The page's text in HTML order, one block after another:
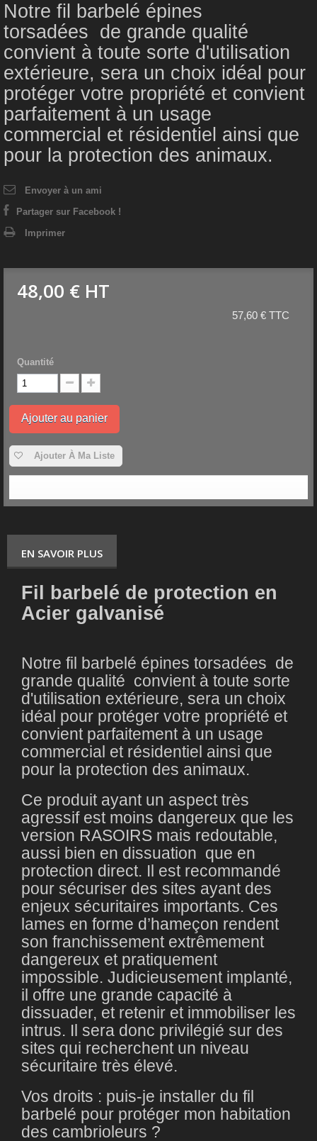
Notre fil barbelé épines
torsadées de grande qualité
convient à toute sorte d'utilisation
extérieure, sera un choix idéal pour
protéger votre propriété et convient
parfaitement à un usage
commercial et résidentiel ainsi que
pour la protection des animaux.
Envoyer à un ami
Partager sur Facebook !
Imprimer
48,00 € HT
57,60 € TTC
Quantité
Ajouter au panier
Ajouter À Ma Liste
EN SAVOIR PLUS
Fil barbelé de protection en
Acier galvanisé
Notre fil barbelé épines torsadées de
grande qualité convient à toute sorte
d'utilisation extérieure, sera un choix
idéal pour protéger votre propriété et
convient parfaitement à un usage
commercial et résidentiel ainsi que
pour la protection des animaux.
Ce produit ayant un aspect très
agressif est moins dangereux que les
version RASOIRS mais redoutable,
aussi bien en dissuation que en
protection direct. Il est recommandé
pour sécuriser des sites ayant des
enjeux sécuritaires importants. Ces
lames en forme d’hameçon rendent
son franchissement extrêmement
dangereux et pratiquement
impossible. Judicieusement implanté,
il offre une grande capacité à
dissuader, et retenir et immobiliser les
intrus. Il sera donc privilégié sur des
sites qui recherchent un niveau
sécuritaire très élevé.
Vos droits : puis-je installer du fil
barbelé pour protéger mon habitation
des cambrioleurs ?